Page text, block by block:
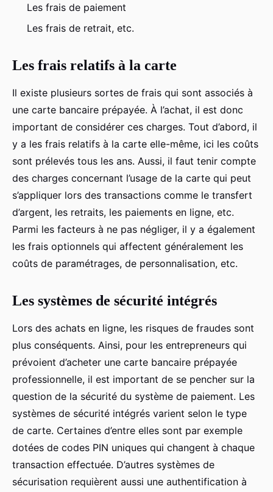
Les frais de paiement
Les frais de retrait, etc.
Les frais relatifs à la carte
Il existe plusieurs sortes de frais qui sont associés à
une carte bancaire prépayée. À l’achat, il est donc
important de considérer ces charges. Tout d’abord, il
y a les frais relatifs à la carte elle-même, ici les coûts
sont prélevés tous les ans. Aussi, il faut tenir compte
des charges concernant l’usage de la carte qui peut
s’appliquer lors des transactions comme le transfert
d’argent, les retraits, les paiements en ligne, etc.
Parmi les facteurs à ne pas négliger, il y a également
les frais optionnels qui affectent généralement les
coûts de paramétrages, de personnalisation, etc.
Les systèmes de sécurité intégrés
Lors des achats en ligne, les risques de fraudes sont
plus conséquents. Ainsi, pour les entrepreneurs qui
prévoient d’acheter une carte bancaire prépayée
professionnelle, il est important de se pencher sur la
question de la sécurité du système de paiement. Les
systèmes de sécurité intégrés varient selon le type
de carte. Certaines d’entre elles sont par exemple
dotées de codes PIN uniques qui changent à chaque
transaction effectuée. D’autres systèmes de
sécurisation requièrent aussi une authentification à